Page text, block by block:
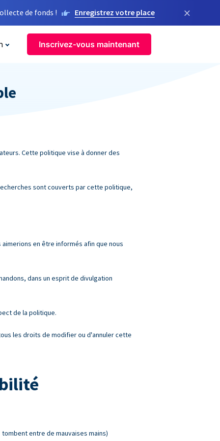
de fonds ! Enregistrez votre place ×
Inscrivez-vous maintenant
Cette politique vise à donner des
sont couverts par cette politique,
en être informés afin que nous
dans un esprit de divulgation
de la politique.
les droits de modifier ou d'annuler cette
entre de mauvaises mains)